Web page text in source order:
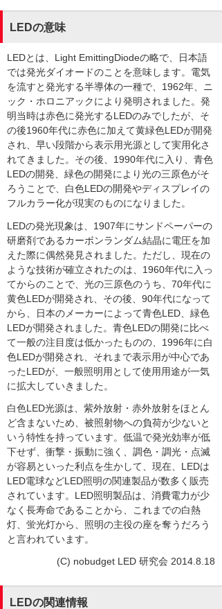
LEDの意味
LEDとは、Light EmittingDiodeの略で、日本語
では発光ダイオードのことを意味します。電気
を流すと発光する半導体の一種で、1962年、ニ
ック・ホロニアックにより発明されました。発
明当時は赤色に発光するLEDのみでしたが、そ
の後1960年代に赤色に加えて黄緑色LEDが開発
され、早い段階から表示用光源として実用化さ
れてきました。その後、1990年代に入り、青色
LEDの開発、緑色の開発により光の三原色がそ
ろうことで、白色LEDの開発やディスプレイの
フルカラー化が現実のものになりました。
LEDの発光現象は、1907年にサンドペーパーの
研磨剤であるカーボンランダム結晶に電圧を加
えた際に偶然発見されました。ただし、現在の
ような技術が確立されたのは、1960年代に入っ
てからのことで、光の三原色のうち、70年代に
黄色LEDが開発され、その後、90年代になって
から、日本のメーカーによって青色LED、緑色
LEDが開発されました。青色LEDの開発に比べ
て一般の注目度は低かったものの、1996年に白
色LEDが開発され、それまで表示用が中心であ
ったLEDが、一般照明用として使用用途が一気
に拡大していきました。
白色LED光源は、紫外放射・赤外放射をほとん
ど含まないため、被照射物への負荷が少ないと
いう特性を持っています。低温で発光効率が低
下せず、衝撃・振動に強く、調色・調光・点滅
が容易といった利点を生かして、現在、LEDは
LED電球などLED照明の関連製品が数多く販売
されています。LED照明製品は、消費電力が少
なく長寿命であることから、これまでの白熱
灯、蛍光灯から、照明の主役の座を奪うだろう
と言われています。
(C) nobudget LED 研究会 2014.8.18
LEDの関連情報